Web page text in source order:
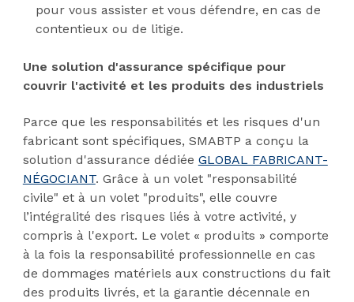
pour vous assister et vous défendre, en cas de
contentieux ou de litige.
Une solution d'assurance spécifique pour
couvrir l'activité et les produits des industriels
Parce que les responsabilités et les risques d'un
fabricant sont spécifiques, SMABTP a conçu la
solution d'assurance dédiée GLOBAL FABRICANT-
NÉGOCIANT. Grâce à un volet "responsabilité
civile" et à un volet "produits", elle couvre
l’intégralité des risques liés à votre activité, y
compris à l'export. Le volet « produits » comporte
à la fois la responsabilité professionnelle en cas
de dommages matériels aux constructions du fait
des produits livrés, et la garantie décennale en